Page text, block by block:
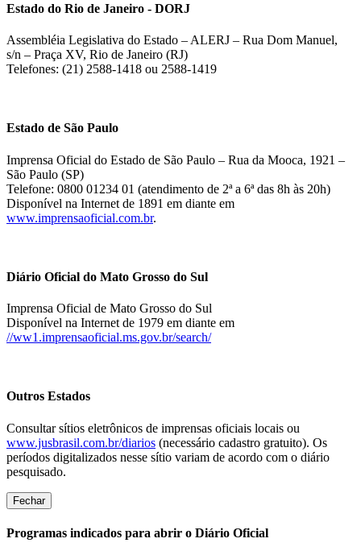
Estado do Rio de Janeiro - DORJ
Assembléia Legislativa do Estado – ALERJ – Rua Dom Manuel,
s/n – Praça XV, Rio de Janeiro (RJ)
Telefones: (21) 2588-1418 ou 2588-1419
Estado de São Paulo
Imprensa Oficial do Estado de São Paulo – Rua da Mooca, 1921 –
São Paulo (SP)
Telefone: 0800 01234 01 (atendimento de 2ª a 6ª das 8h às 20h)
Disponível na Internet de 1891 em diante em
www.imprensaoficial.com.br.
Diário Oficial do Mato Grosso do Sul
Imprensa Oficial de Mato Grosso do Sul
Disponível na Internet de 1979 em diante em
//ww1.imprensaoficial.ms.gov.br/search/
Outros Estados
Consultar sítios eletrônicos de imprensas oficiais locais ou
www.jusbrasil.com.br/diarios (necessário cadastro gratuito). Os
períodos digitalizados nesse sítio variam de acordo com o diário
pesquisado.
Fechar
Programas indicados para abrir o Diário Oficial